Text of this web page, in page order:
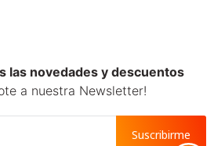
las novedades y descuentos
a nuestra Newsletter!
Suscribirme